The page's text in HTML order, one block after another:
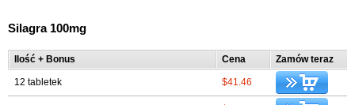
Silagra 100mg
Ilość + Bonus Cena Zamów teraz
12 tabletek $41.46